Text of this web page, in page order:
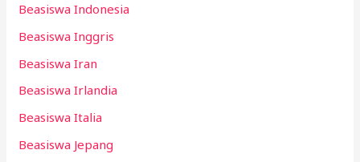
Beasiswa Indonesia
Beasiswa Inggris
Beasiswa Iran
Beasiswa Irlandia
Beasiswa Italia
Beasiswa Jepang